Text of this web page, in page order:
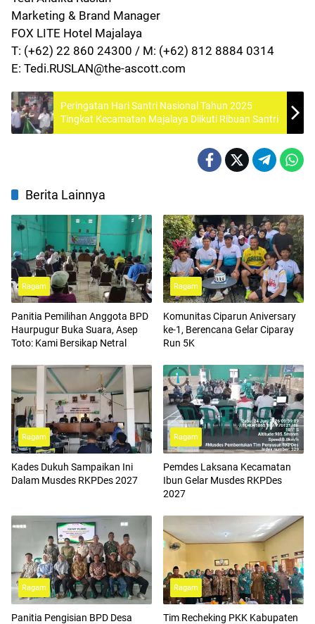
Marketing & Brand Manager
FOX LITE Hotel Majalaya
T: (+62) 22 860 24300 / M: (+62) 812 8884 0314
E: Tedi.RUSLAN@the-ascott.com
Peringatan Hari Santri Nasional Tahun 2025
Tingkat Kecamatan Majalaya Diikuti Ribuan Santri
Berita Lainnya
Ragam
Panitia Pemilihan Anggota BPD
Haurpugur Buka Suara, Asep
Toto: Kami Bersikap Netral
Ragam
Komunitas Ciparun Aniversary
ke-1, Berencana Gelar Ciparay
Run 5K
Ragam
Kades Dukuh Sampaikan Ini
Dalam Musdes RKPDes 2027
Ragam
Pemdes Laksana Kecamatan
Ibun Gelar Musdes RKPDes
2027
Ragam
Panitia Pengisian BPD Desa
Ragam
Tim Recheking PKK Kabupaten